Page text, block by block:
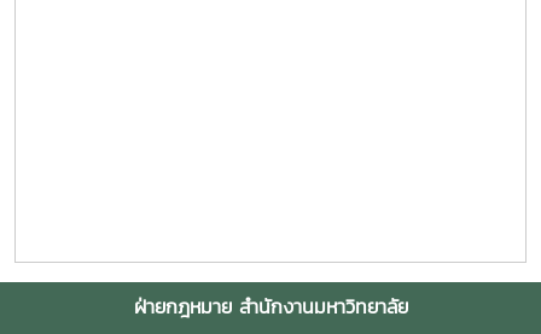
ฝ่ายกฎหมาย สำนักงานมหาวิทยาลัย